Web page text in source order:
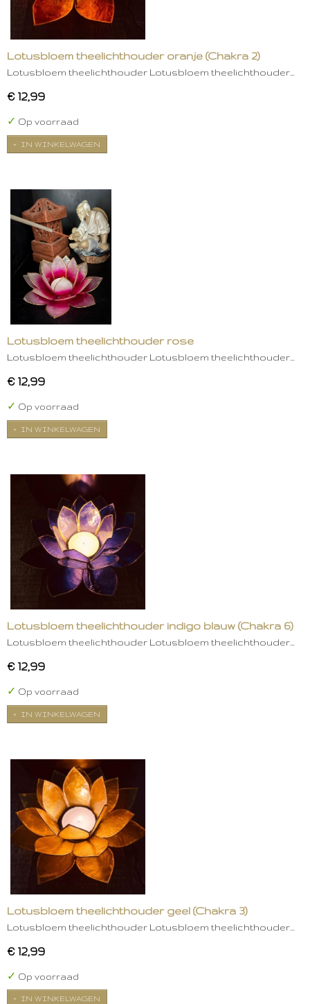
Lotusbloem theelichthouder oranje (Chakra 2)
Lotusbloem theelichthouder Lotusbloem theelichthouder…
€ 12,99
✓ Op voorraad
IN WINKELWAGEN
Lotusbloem theelichthouder rose
Lotusbloem theelichthouder Lotusbloem theelichthouder…
€ 12,99
✓ Op voorraad
IN WINKELWAGEN
Lotusbloem theelichthouder indigo blauw (Chakra 6)
Lotusbloem theelichthouder Lotusbloem theelichthouder…
€ 12,99
✓ Op voorraad
IN WINKELWAGEN
Lotusbloem theelichthouder geel (Chakra 3)
Lotusbloem theelichthouder Lotusbloem theelichthouder…
€ 12,99
✓ Op voorraad
IN WINKELWAGEN